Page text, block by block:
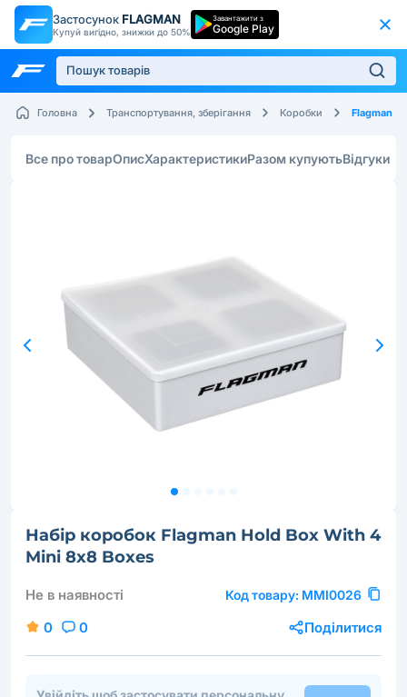
Застосунок FLAGMAN
Купуй вигідно, знижки до 50%
Завантажити з
Google Play
Головна Транспортування, зберігання Коробки Flagman
Все про товарОписХарактеристикиРазом купуютьВідгуки
Набір коробок Flagman Hold Box With 4
Mini 8x8 Boxes
Не в наявності Код товару: MMI0026
0 0 Поділитися